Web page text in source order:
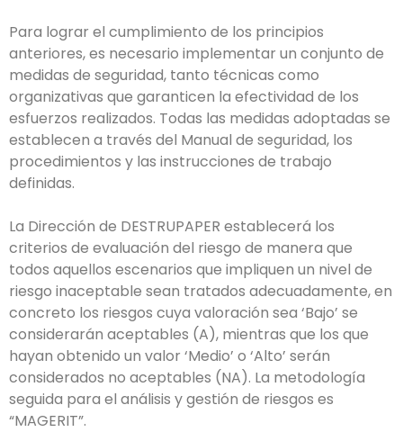
Para lograr el cumplimiento de los principios
anteriores, es necesario implementar un conjunto de
medidas de seguridad, tanto técnicas como
organizativas que garanticen la efectividad de los
esfuerzos realizados. Todas las medidas adoptadas se
establecen a través del Manual de seguridad, los
procedimientos y las instrucciones de trabajo
definidas.
La Dirección de DESTRUPAPER establecerá los
criterios de evaluación del riesgo de manera que
todos aquellos escenarios que impliquen un nivel de
riesgo inaceptable sean tratados adecuadamente, en
concreto los riesgos cuya valoración sea ‘Bajo’ se
considerarán aceptables (A), mientras que los que
hayan obtenido un valor ‘Medio’ o ‘Alto’ serán
considerados no aceptables (NA). La metodología
seguida para el análisis y gestión de riesgos es
“MAGERIT”.